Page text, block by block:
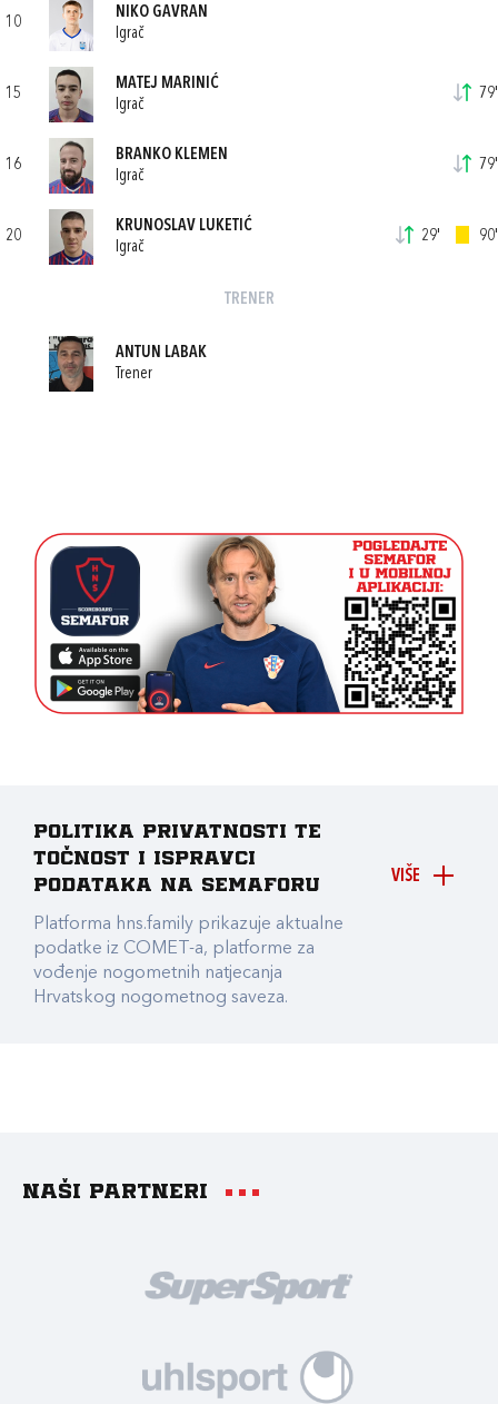
10
NIKO GAVRAN
Igrač
15
MATEJ MARINIĆ
Igrač
79'
16
BRANKO KLEMEN
Igrač
79'
20
KRUNOSLAV LUKETIĆ
Igrač
29' 90'
TRENER
ANTUN LABAK
Trener
VIŠE
Politika privatnosti te
točnost i ispravci
podataka na Semaforu
Platforma hns.family prikazuje aktualne
podatke iz COMET-a, platforme za
vođenje nogometnih natjecanja
Hrvatskog nogometnog saveza.
Naši partneri